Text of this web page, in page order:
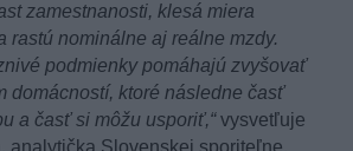
zamestnanosti, klesá miera
rastú nominálne aj reálne mzdy.
podmienky pomáhajú zvyšovať
domácností, ktoré následne časť
a časť si môžu usporiť,“vysvetľuje
analytička Slovenskej sporiteľne.